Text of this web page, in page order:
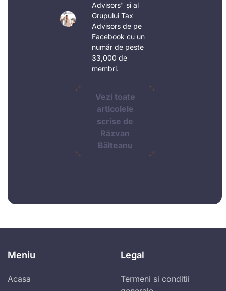
Advisors" și al
Grupului Tax
Advisors de pe
Facebook cu un
număr de peste
33,000 de
membri.
Vezi toate
articolele
scrise de
Răzvan
Bălteanu
Meniu
Acasa
Legal
Termeni si conditii